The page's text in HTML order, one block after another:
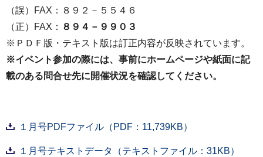
（誤）FAX：８９２－５５４６
（正）FAX： ８９４－９９０３
※ＰＤＦ版・テキスト版は訂正内容が反映されています。
※イベント参加の際には、事前にホームページや紙面に記
載のある問合せ先に開催状況を確認してください。
１月号PDFファイル（PDF：11,739KB）
１月号テキストデータ（テキストファイル：31KB）